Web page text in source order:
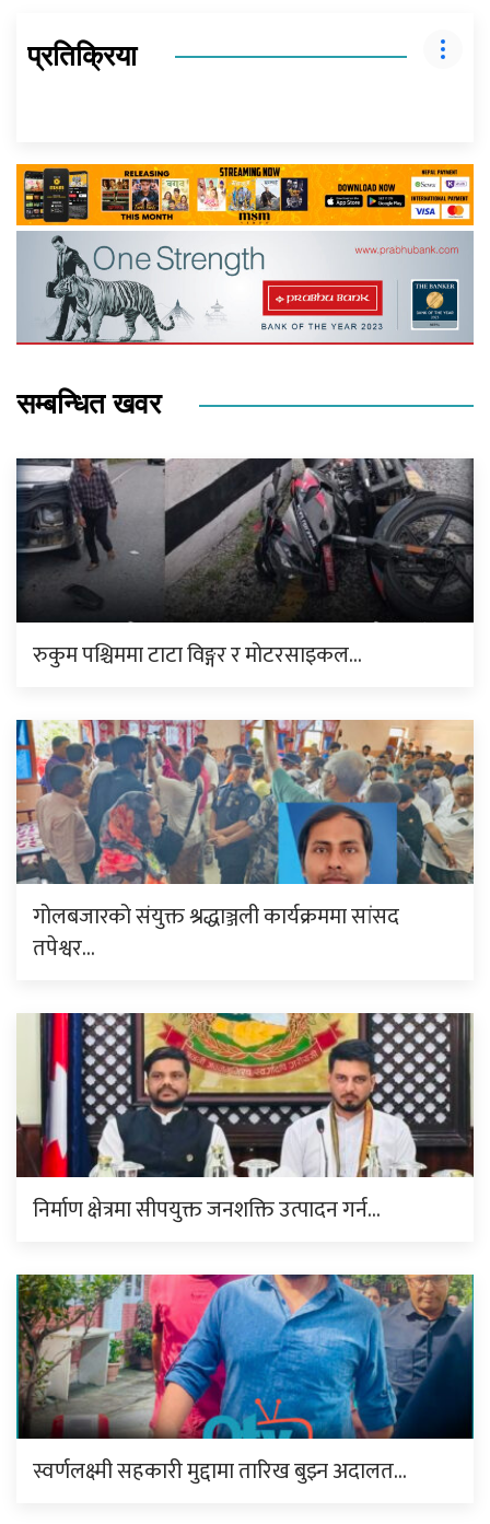
प्रतिक्रिया
सम्बन्धित खवर
रुकुम पश्चिममा टाटा विङ्गर र मोटरसाइकल…
गोलबजारको संयुक्त श्रद्धाञ्जली कार्यक्रममा सांसद
तपेश्वर…
निर्माण क्षेत्रमा सीपयुक्त जनशक्ति उत्पादन गर्न…
स्वर्णलक्ष्मी सहकारी मुद्दामा तारिख बुझ्न अदालत…